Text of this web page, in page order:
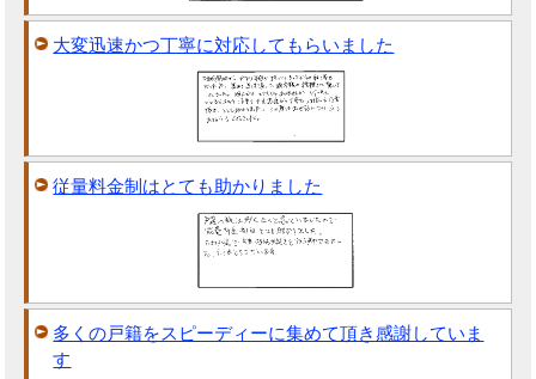
大変迅速かつ丁寧に対応してもらいました
従量料金制はとても助かりました
多くの戸籍をスピーディーに集めて頂き感謝していま
す